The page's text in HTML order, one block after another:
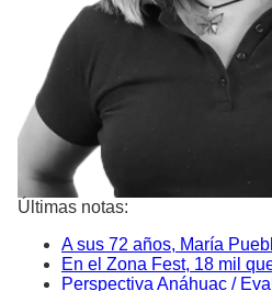
Últimas notas:
A sus 72 años, María
En el Zona Fest, 18 mil
Perspectiva Anáhuac /